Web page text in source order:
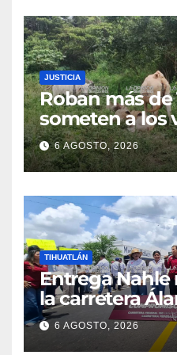
JUSTICIA
Roban más de
someten a los
6 AGOSTO, 2026
TIHUATLÁN
Entrega
la carretera
6 AGOSTO, 2026